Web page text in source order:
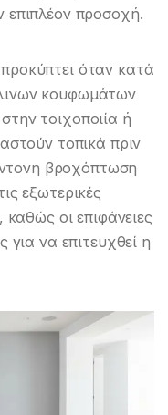
επιπλέον προσοχή.
όταν κατά
κουφωμάτων
τοιχοποιία ή
τοπικά πριν
βροχόπτωση
εξωτερικές
καθώς οι επιφάνειες
για να επιτευχθεί η